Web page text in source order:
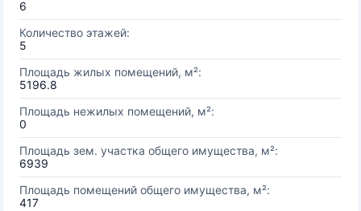
6
Количество этажей:
5
Площадь жилых помещений, м²:
5196.8
Площадь нежилых помещений, м²:
0
Площадь зем. участка общего имущества, м²:
6939
Площадь помещений общего имущества, м²:
417